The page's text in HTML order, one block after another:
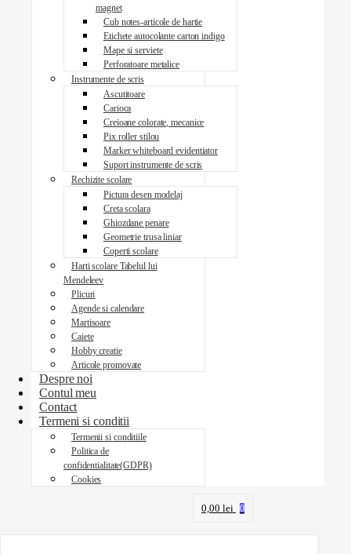
magnet
Cub notes-articole de hartie
Etichete autocolante carton indigo
Mape si serviete
Perforatoare metalice
Instrumente de scris
Ascutitoare
Carioca
Creioane colorate, mecanice
Pix roller stilou
Marker whiteboard evidentiator
Suport instrumente de scris
Rechizite scolare
Pictura desen modelaj
Creta scolara
Ghiozdane penare
Geometrie trusa liniar
Coperti scolare
Harti scolare Tabelul lui
Mendeleev
Plicuri
Agende si calendare
Martisoare
Caiete
Hobby creatie
Articole promovate
Despre noi
Contul meu
Contact
Termeni si conditii
Termenii si conditiile
Politica de
confidentialitate(GDPR)
Cookies
0,00 lei 0